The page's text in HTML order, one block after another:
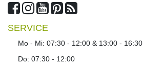
SERVICE
Mo - Mi: 07:30 - 12:00 & 13:00 - 16:30
Do: 07:30 - 12:00